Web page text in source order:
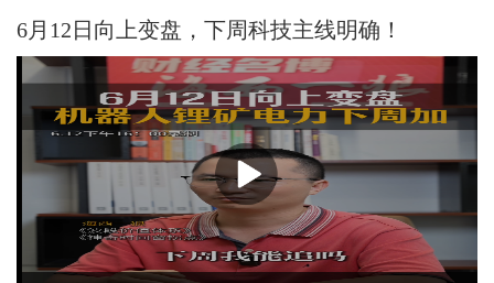
6月12日向上变盘，下周科技主线明确！